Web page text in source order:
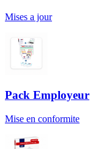
Mises a jour
Pack Employeur
Mise en conformite